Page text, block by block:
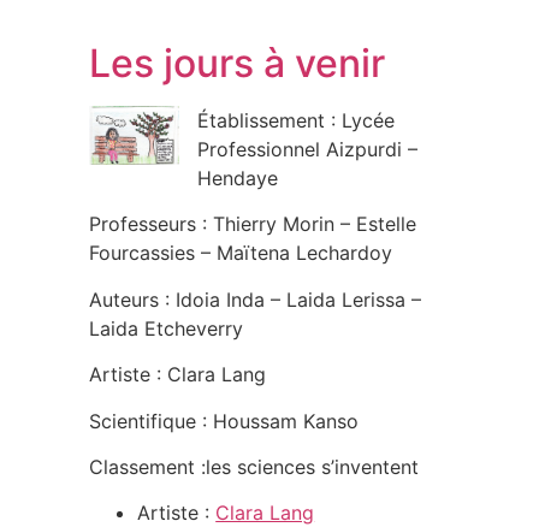
Les jours à venir
Établissement : Lycée
Professionnel Aizpurdi –
Hendaye
Professeurs : Thierry Morin – Estelle
Fourcassies – Maïtena Lechardoy
Auteurs : Idoia Inda – Laida Lerissa –
Laida Etcheverry
Artiste : Clara Lang
Scientifique : Houssam Kanso
Classement :les sciences s’inventent
Artiste : Clara Lang